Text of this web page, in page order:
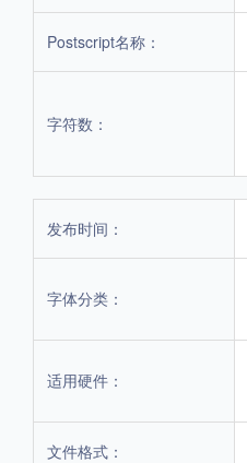
Postscript名称：
字符数：
发布时间：
字体分类：
适用硬件：
文件格式：